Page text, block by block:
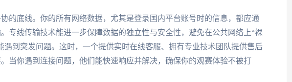
的底线。你的所有网络数据，尤其是登录国内平台账号时的信息，都应通
专线传输技术能进一步保障数据的独立性与安全性，避免在公共网络上“裸
遇到突发问题。这时，一个提供实时在线客服、拥有专业技术团队提供售后
当你遇到连接问题，他们能快速响应并解决，确保你的观赛体验不被打